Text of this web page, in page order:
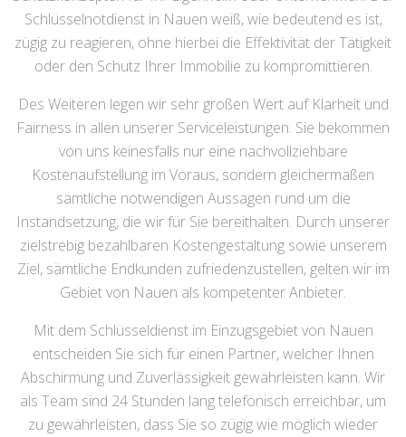
Schlüsselnotdienst in Nauen weiß, wie bedeutend es ist,
zügig zu reagieren, ohne hierbei die Effektivität der Tätigkeit
oder den Schutz Ihrer Immobilie zu kompromittieren.
Des Weiteren legen wir sehr großen Wert auf Klarheit und
Fairness in allen unserer Serviceleistungen. Sie bekommen
von uns keinesfalls nur eine nachvollziehbare
Kostenaufstellung im Voraus, sondern gleichermaßen
sämtliche notwendigen Aussagen rund um die
Instandsetzung, die wir für Sie bereithalten. Durch unserer
zielstrebig bezahlbaren Kostengestaltung sowie unserem
Ziel, sämtliche Endkunden zufriedenzustellen, gelten wir im
Gebiet von Nauen als kompetenter Anbieter.
Mit dem Schlüsseldienst im Einzugsgebiet von Nauen
entscheiden Sie sich für einen Partner, welcher Ihnen
Abschirmung und Zuverlässigkeit gewährleisten kann. Wir
als Team sind 24 Stunden lang telefonisch erreichbar, um
zu gewährleisten, dass Sie so zügig wie möglich wieder